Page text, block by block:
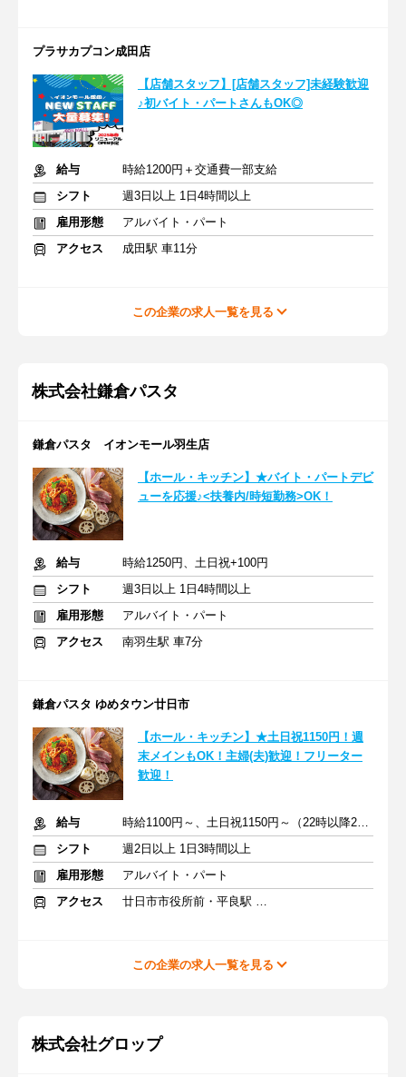
プラサカプコン成田店
【店舗スタッフ】[店舗スタッフ]未経験歓迎
♪初バイト・パートさんもOK◎
給与
時給1200円＋交通費一部支給
シフト
週3日以上 1日4時間以上
雇用形態
アルバイト・パート
アクセス
成田駅 車11分
この企業の求人一覧を見る
株式会社鎌倉パスタ
鎌倉パスタ イオンモール羽生店
【ホール・キッチン】★バイト・パートデビ
ューを応援♪<扶養内/時短勤務>OK！
給与
時給1250円、土日祝+100円
シフト
週3日以上 1日4時間以上
雇用形態
アルバイト・パート
アクセス
南羽生駅 車7分
鎌倉パスタ ゆめタウン廿日市
【ホール・キッチン】★土日祝1150円！週
末メインもOK！主婦(夫)歓迎！フリーター
歓迎！
給与
時給1100円～、土日祝1150円～（22時以降25％UP）
シフト
週2日以上 1日3時間以上
雇用形態
アルバイト・パート
アクセス
廿日市市役所前・平良駅 徒歩6分
この企業の求人一覧を見る
株式会社グロップ